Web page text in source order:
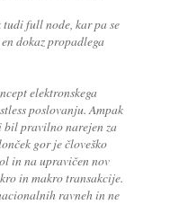
full node, kar pa se
dokaz propadlega
elektronskega
poslovanju. Ampak
bil pravilno narejen za
gor je človeško
in na upravičen nov
in makro transakcije.
ravneh in ne